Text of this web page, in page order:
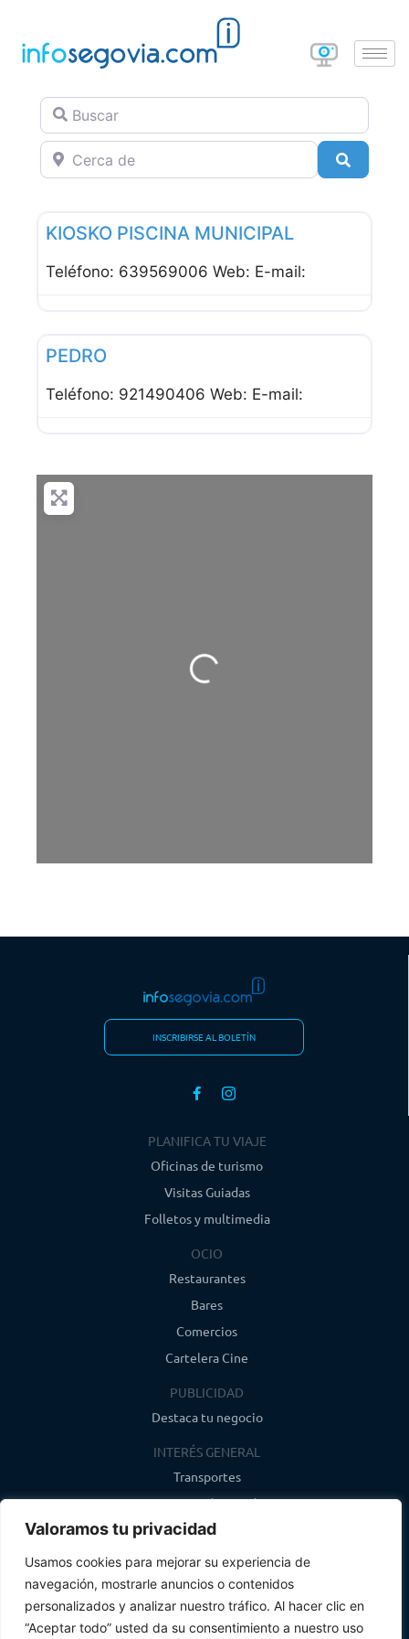
Valoramos tu privacidad
Usamos cookies para mejorar su experiencia de
navegación, mostrarle anuncios o contenidos
personalizados y analizar nuestro tráfico. Al hacer clic en
“Aceptar todo” usted da su consentimiento a nuestro uso
Buscar
Cerca de
KIOSKO PISCINA MUNICIPAL
Teléfono: 639569006 Web: E-mail:
PEDRO
Teléfono: 921490406 Web: E-mail:
Cargando…
INSCRIBIRSE AL BOLETÍN
PLANIFICA TU VIAJE
Oficinas de turismo
Visitas Guiadas
Folletos y multimedia
OCIO
Restaurantes
Bares
Comercios
Cartelera Cine
PUBLICIDAD
Destaca tu negocio
INTERÉS GENERAL
Transportes
Farmacias de guardia
Canal de WhatsApp
Último boletín
info@infosegovia.com